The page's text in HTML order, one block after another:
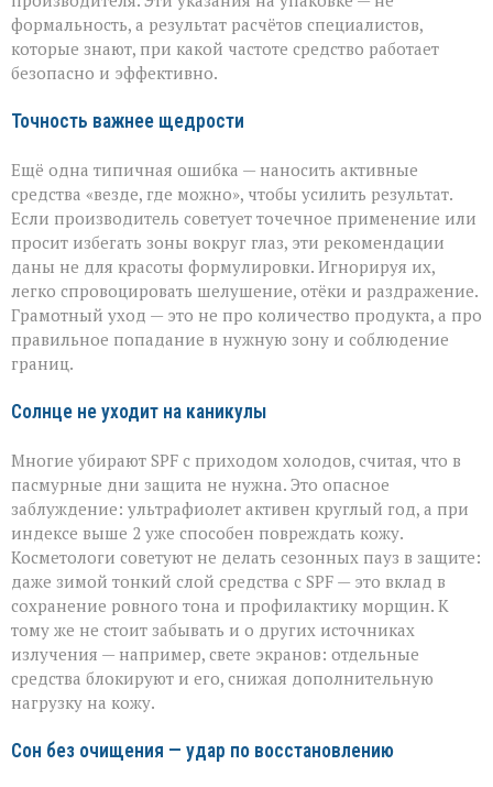
формальность, а результат расчётов специалистов,
которые знают, при какой частоте средство работает
безопасно и эффективно.
Точность важнее щедрости
Ещё одна типичная ошибка — наносить активные
средства «везде, где можно», чтобы усилить результат.
Если производитель советует точечное применение или
просит избегать зоны вокруг глаз, эти рекомендации
даны не для красоты формулировки. Игнорируя их,
легко спровоцировать шелушение, отёки и раздражение.
Грамотный уход — это не про количество продукта, а про
правильное попадание в нужную зону и соблюдение
границ.
Солнце не уходит на каникулы
Многие убирают SPF с приходом холодов, считая, что в
пасмурные дни защита не нужна. Это опасное
заблуждение: ультрафиолет активен круглый год, а при
индексе выше 2 уже способен повреждать кожу.
Косметологи советуют не делать сезонных пауз в защите:
даже зимой тонкий слой средства с SPF — это вклад в
сохранение ровного тона и профилактику морщин. К
тому же не стоит забывать и о других источниках
излучения — например, свете экранов: отдельные
средства блокируют и его, снижая дополнительную
нагрузку на кожу.
Сон без очищения — удар по восстановлению